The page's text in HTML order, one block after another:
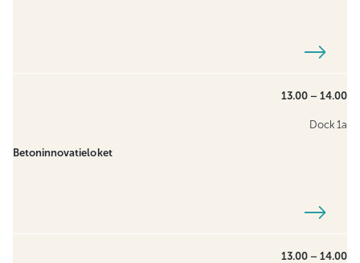
13.00 – 14.00
Dock 1a
Betoninnovatieloket
13.00 – 14.00